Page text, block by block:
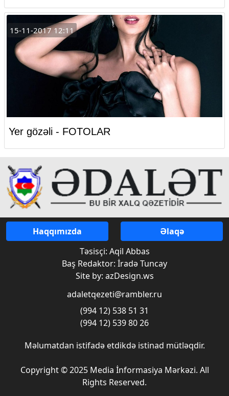
15-11-2017 12:11
Yer gözəli - FOTOLAR
Haqqımızda
Əlaqə
Təsisçi: Aqil Abbas
Baş Redaktor: İradə Tuncay
Site by: azDesign.ws
adaletqezeti@rambler.ru
(994 12) 538 51 31
(994 12) 539 80 26
Məlumatdan istifadə etdikdə istinad mütləqdir.
Copyright © 2025 Media İnformasiya Mərkəzi. All
Rights Reserved.